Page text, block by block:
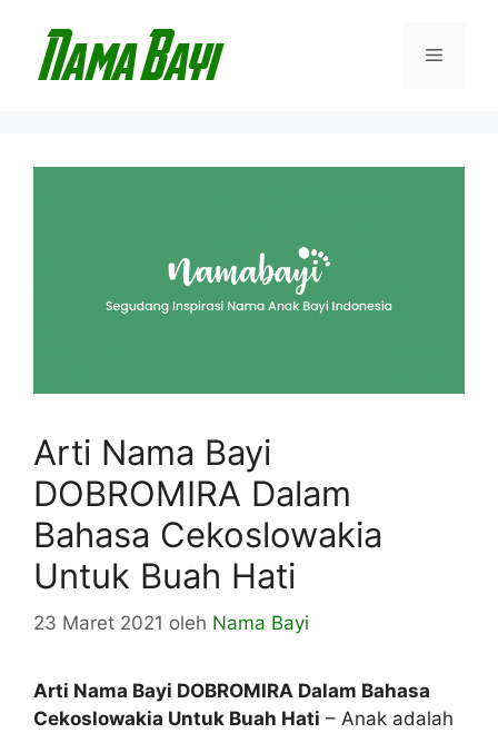
Menu
Arti Nama Bayi
DOBROMIRA Dalam
Bahasa Cekoslowakia
Untuk Buah Hati
23 Maret 2021 oleh Nama Bayi
Arti Nama Bayi DOBROMIRA Dalam Bahasa
Cekoslowakia Untuk Buah Hati – Anak adalah